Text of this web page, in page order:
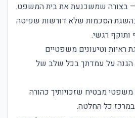
— בצורה שמשכנעת את בית המשפט.
בהשגת הסכמות שלא דורשות שפיטה
ותוקף רגשי.
ראיות וטיעונים משפטיים
על עמדתך בכל שלב של
משפטי מבטיח שזכויותיך כהורה
במרכז כל החלטה.